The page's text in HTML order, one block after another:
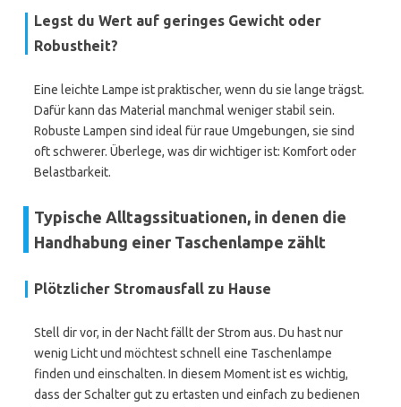
Legst du Wert auf geringes Gewicht oder
Robustheit?
Eine leichte Lampe ist praktischer, wenn du sie lange trägst.
Dafür kann das Material manchmal weniger stabil sein.
Robuste Lampen sind ideal für raue Umgebungen, sie sind
oft schwerer. Überlege, was dir wichtiger ist: Komfort oder
Belastbarkeit.
Typische Alltagssituationen, in denen die
Handhabung einer Taschenlampe zählt
Plötzlicher Stromausfall zu Hause
Stell dir vor, in der Nacht fällt der Strom aus. Du hast nur
wenig Licht und möchtest schnell eine Taschenlampe
finden und einschalten. In diesem Moment ist es wichtig,
dass der Schalter gut zu ertasten und einfach zu bedienen